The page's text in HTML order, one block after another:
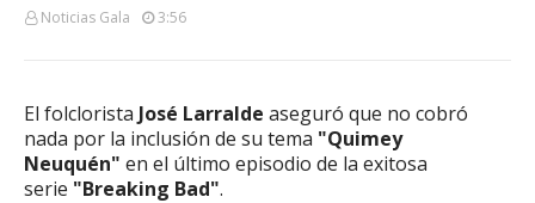
Noticias Gala 3:56
El folclorista José Larralde aseguró que no cobró
nada por la inclusión de su tema "Quimey
Neuquén" en el último episodio de la exitosa
serie "Breaking Bad".